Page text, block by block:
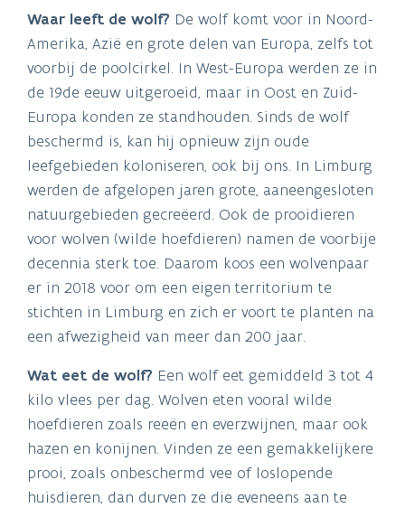
Waar leeft de wolf? De wolf komt voor in Noord-
Amerika, Azië en grote delen van Europa, zelfs tot
voorbij de poolcirkel. In West-Europa werden ze in
de 19de eeuw uitgeroeid, maar in Oost en Zuid-
Europa konden ze standhouden. Sinds de wolf
beschermd is, kan hij opnieuw zijn oude
leefgebieden koloniseren, ook bij ons. In Limburg
werden de afgelopen jaren grote, aaneengesloten
natuurgebieden gecreëerd. Ook de prooidieren
voor wolven (wilde hoefdieren) namen de voorbije
decennia sterk toe. Daarom koos een wolvenpaar
er in 2018 voor om een eigen territorium te
stichten in Limburg en zich er voort te planten na
een afwezigheid van meer dan 200 jaar.
Wat eet de wolf? Een wolf eet gemiddeld 3 tot 4
kilo vlees per dag. Wolven eten vooral wilde
hoefdieren zoals reeën en everzwijnen, maar ook
hazen en konijnen. Vinden ze een gemakkelijkere
prooi, zoals onbeschermd vee of loslopende
huisdieren, dan durven ze die eveneens aan te